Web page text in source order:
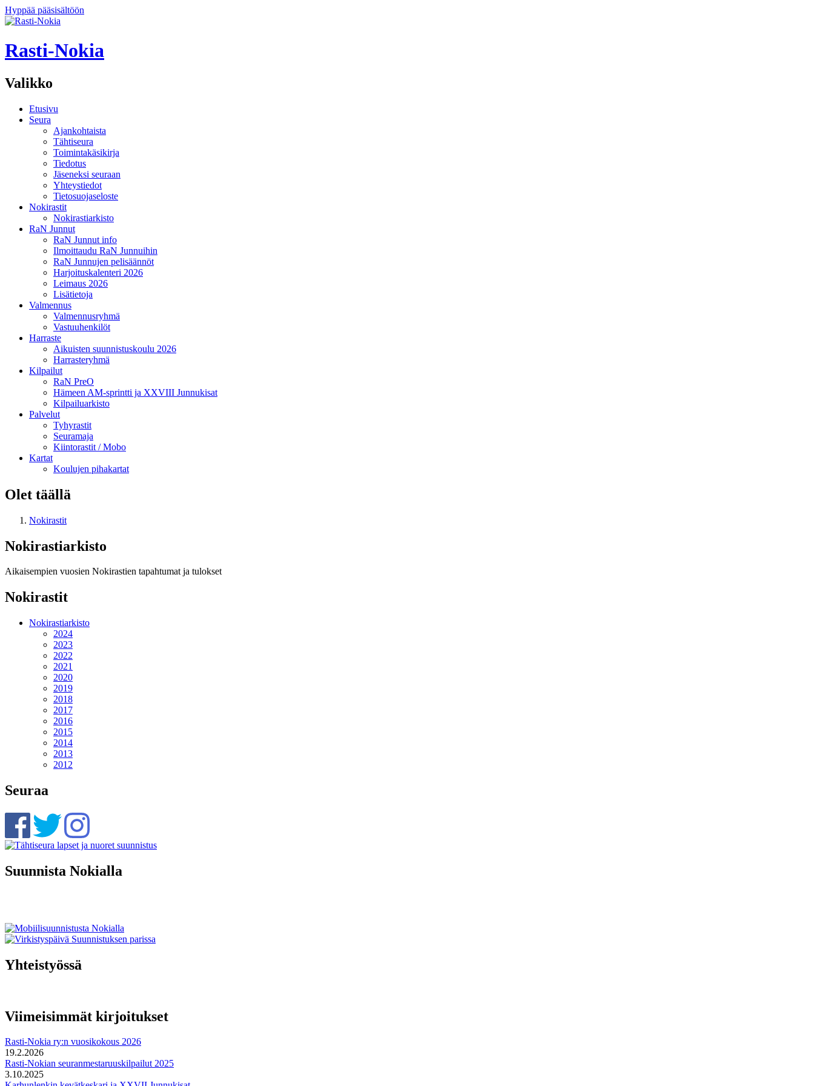
Hyppää pääsisältöön
Rasti-Nokia
Valikko
Etusivu
Seura
Ajankohtaista
Tähtiseura
Toimintakäsikirja
Tiedotus
Jäseneksi seuraan
Yhteystiedot
Tietosuojaseloste
Nokirastit
Nokirastiarkisto
RaN Junnut
RaN Junnut info
Ilmoittaudu RaN Junnuihin
RaN Junnujen pelisäännöt
Harjoituskalenteri 2026
Leimaus 2026
Lisätietoja
Valmennus
Valmennusryhmä
Vastuuhenkilöt
Harraste
Aikuisten suunnistuskoulu 2026
Harrasteryhmä
Kilpailut
RaN PreO
Hämeen AM-sprintti ja XXVIII Junnukisat
Kilpailuarkisto
Palvelut
Tyhyrastit
Seuramaja
Kiintorastit / Mobo
Kartat
Koulujen pihakartat
Olet täällä
Nokirastit
Nokirastiarkisto
Aikaisempien vuosien Nokirastien tapahtumat ja tulokset
Nokirastit
Nokirastiarkisto
2024
2023
2022
2021
2020
2019
2018
2017
2016
2015
2014
2013
2012
Seuraa
Suunnista Nokialla
Yhteistyössä
Viimeisimmät kirjoitukset
Rasti-Nokia ry:n vuosikokous 2026
19.2.2026
Rasti-Nokian seuranmestaruuskilpailut 2025
3.10.2025